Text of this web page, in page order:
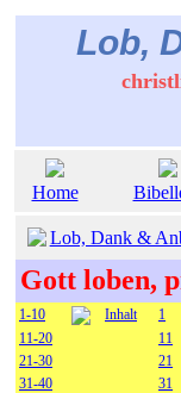
Lob,
Home
Lob, Dank &
Gott loben,
1-10 Inhalt 1
11-20
11
21-30
21
31-40
31